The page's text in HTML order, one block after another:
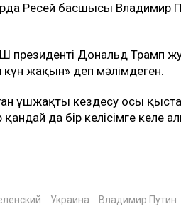
Ресей басшысы Владимир
Дональд Трамп
күн жақын» деп мәлімдеген.
үшжақты кездесу осы қыста
да бір келісімге келе
Украина Владимир Путин